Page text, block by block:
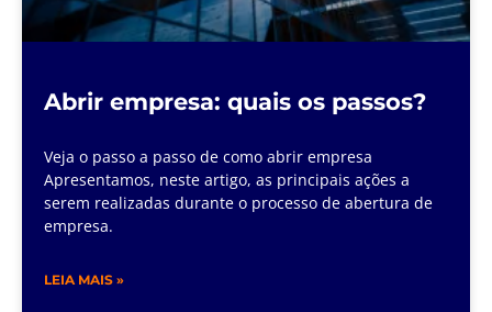
Abrir empresa: quais os passos?
Veja o passo a passo de como abrir empresa
Apresentamos, neste artigo, as principais ações a
serem realizadas durante o processo de abertura de
empresa.
LEIA MAIS »